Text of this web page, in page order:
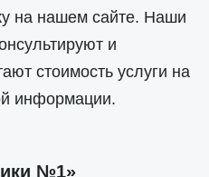
на нашем сайте. Наши
и
стоимость услуги на
информации.
№1»